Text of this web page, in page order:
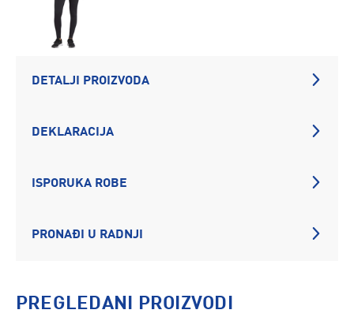
DETALJI PROIZVODA
DEKLARACIJA
ISPORUKA ROBE
PRONAĐI U RADNJI
PREGLEDANI PROIZVODI